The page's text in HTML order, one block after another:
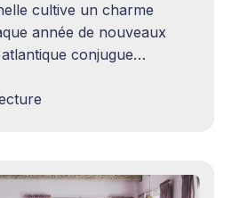
cultive un charme
année de nouveaux
conjugue
familles en quête d'un
que les investisseurs